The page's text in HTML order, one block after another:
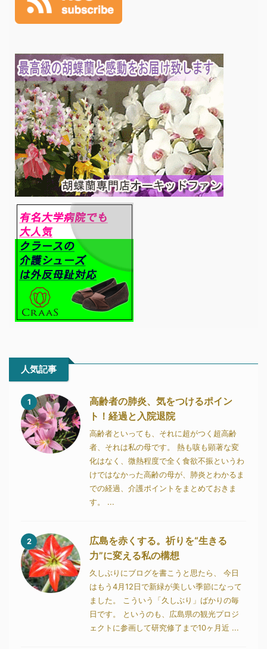
人気記事
1
高齢者の肺炎、気をつけるポイン
ト！経過と入院退院
高齢者といっても、それに超がつく超高齢
者、それは私の母です。 熱も咳も顕著な変
化はなく、微熱程度で全く食欲不振というわ
けではなかった高齢の母が、肺炎とわかるま
での経過、介護ポイントをまとめておきま
す。 ...
2
広島を赤くする。祈りを“生きる
力”に変える私の構想
久しぶりにブログを書こうと思たら、 今日
はもう4月12日で新緑が美しい季節になって
ました。 こういう「久しぶり」ばかりの毎
日です。 というのも、広島県の観光プロジ
ェクトに参画して研究修了まで10ヶ月近 ...